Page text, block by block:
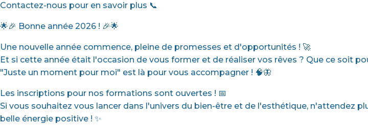
Contactez-nous pour en savoir plus 📞
🌟🎉 Bonne année 2026 ! 🎉🌟
Une nouvelle année commence, pleine de promesses et d'opportunités ! 🚀
Et si cette année était l'occasion de vous former et de réaliser vos rêves ? Que ce soit
"Juste un moment pour moi" est là pour vous accompagner ! 🧠🦋
Les inscriptions pour nos formations sont ouvertes ! 📅
Si vous souhaitez vous lancer dans l'univers du bien-être et de l'esthétique, n'attendez
belle énergie positive ! ✨